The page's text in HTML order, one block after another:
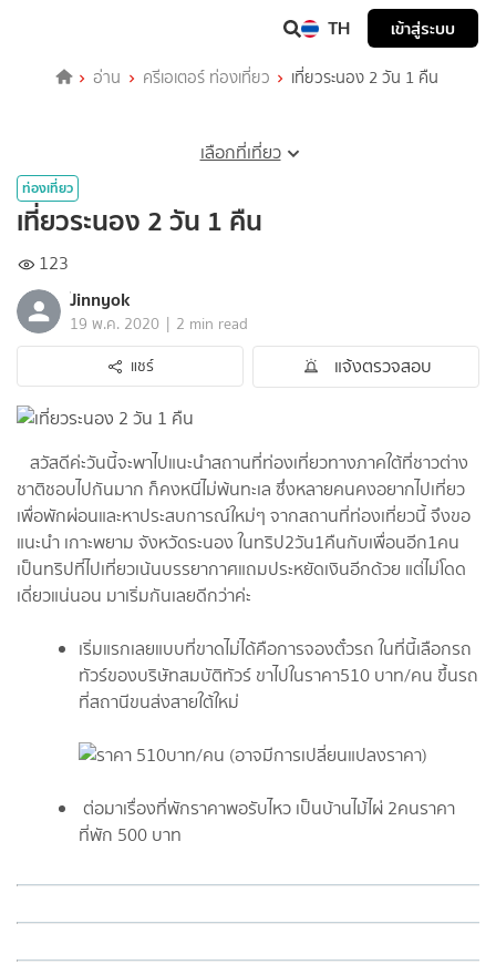
TH เข้าสู่ระบบ
อ่าน ครีเอเตอร์ ท่องเที่ยว เที่ยวระนอง 2 วัน 1 คืน
เลือกที่เที่ยว
ท่องเที่ยว
เที่ยวระนอง 2 วัน 1 คืน
123
๋Jinnyok
19 พ.ค. 2020 | 2 min read
แชร์
แจ้งตรวจสอบ
สวัสดีค่ะวันนี้จะพาไปแนะนำสถานที่ท่องเที่ยวทางภาคใต้ที่ชาวต่าง
ชาติชอบไปกันมาก ก็คงหนีไม่พ้นทะเล ซึ่งหลายคนคงอยากไปเที่ยว
เพื่อพักผ่อนและหาประสบการณ์ใหม่ๆ จากสถานที่ท่องเที่ยวนี้ จึงขอ
แนะนำ เกาะพยาม จังหวัดระนอง ในทริป2วัน1คืนกับเพื่อนอีก1คน
เป็นทริปที่ไปเที่ยวเน้นบรรยากาศแถมประหยัดเงินอีกด้วย แต่ไม่โดด
เดี่ยวแน่นอน มาเริ่มกันเลยดีกว่าค่ะ
เริ่มแรกเลยแบบที่ขาดไม่ได้คือการจองตั๋วรถ ในที่นี้เลือกรถ
ทัวร์ของบริษัทสมบัติทัวร์ ขาไปในราคา510 บาท/คน ขึ้นรถ
ที่สถานีขนส่งสายใต้ใหม่
ต่อมาเรื่องที่พักราคาพอรับไหว เป็นบ้านไม้ไผ่ 2คนราคา
ที่พัก 500 บาท